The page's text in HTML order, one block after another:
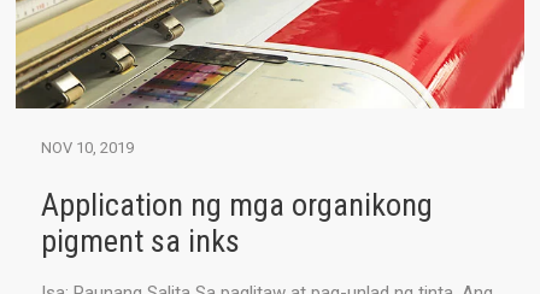
NOV 10, 2019
Application ng mga organikong
pigment sa inks